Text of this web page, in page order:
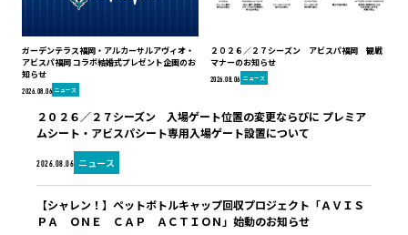
ガーデンテラス福岡・アルカーサルアヴィオ・
アビスパ福岡 コラボ結婚式プレゼント企画のお
知らせ
2026.08.06 ニュース
２０２６／２７シーズン アビスパ福岡 観戦
マナーのお知らせ
2026.08.06 ニュース
2026.08.06 ニュース
２０２６／２７シーズン 入場ゲート位置の変更ならびに プレミア
ムシート・アビスパシート専用入場ゲート設置について
【シャレン！】ペットボトルキャップ回収プロジェクト「ＡＶＩＳ
ＰＡ ＯＮＥ ＣＡＰ ＡＣＴＩＯＮ」始動のお知らせ